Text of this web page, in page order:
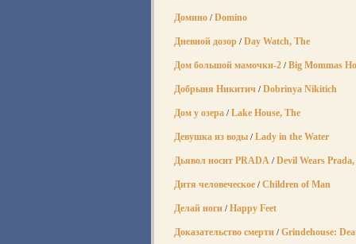
Домино / Domino
Дневной дозор / Day Watch, The
Дом большой мамочки-2 / Big Mommas
Добрыня Никитич / Dobrinya Nikitich
Дом у озера / Lake House, The
Девушка из воды / Lady in the Water
Дьявол носит PRADA / Devil Wears
Дитя человеческое / Children of Man
Делай ноги / Happy Feet
Доказательство смерти / Grindehouse: